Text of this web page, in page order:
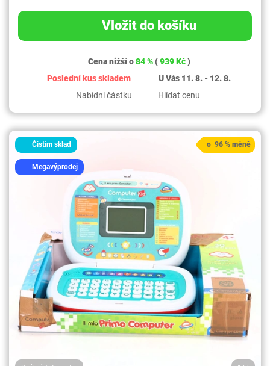
Vložit do košíku
Cena nižší o84 %(939 Kč)
Poslední kus skladem
U Vás 11. 8. - 12. 8.
Nabídni částku
Hlídat cenu
Čistím sklad
Megavýprodej
o 96 % méně